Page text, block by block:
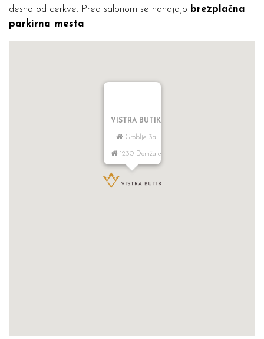
desno od cerkve. Pred salonom se nahajajo brezplačna
parkirna mesta.
VISTRA BUTIK
Groblje 3a
1230 Domžale